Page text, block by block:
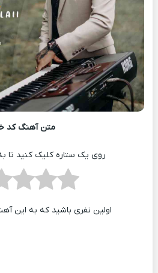
متن آهنگ کد
روی یک ستاره کلیک کنید تا
اولین نفری باشید که به این